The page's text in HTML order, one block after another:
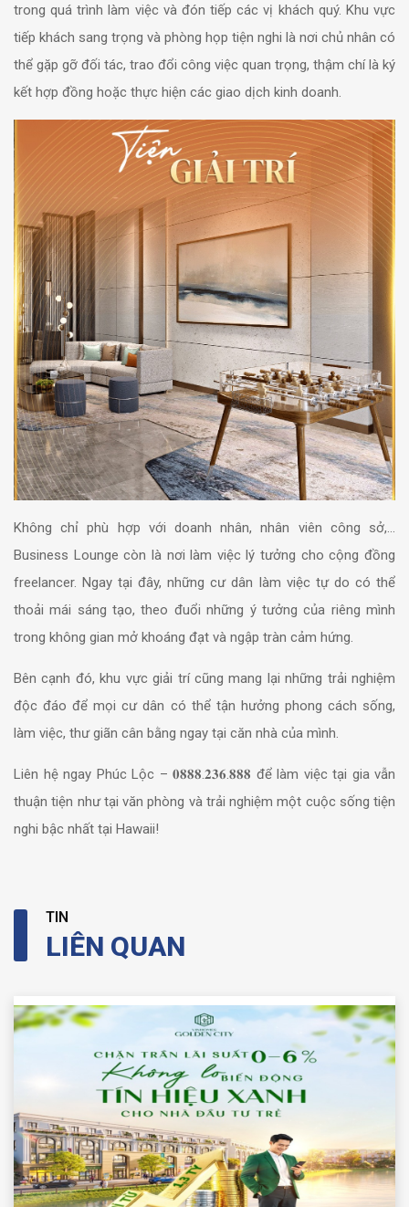
trong quá trình làm việc và đón tiếp các vị khách quý. Khu vực
tiếp khách sang trọng và phòng họp tiện nghi là nơi chủ nhân có
thể gặp gỡ đối tác, trao đổi công việc quan trọng, thậm chí là ký
kết hợp đồng hoặc thực hiện các giao dịch kinh doanh.
Không chỉ phù hợp với doanh nhân, nhân viên công sở,…
Business Lounge còn là nơi làm việc lý tưởng cho cộng đồng
freelancer. Ngay tại đây, những cư dân làm việc tự do có thể
thoải mái sáng tạo, theo đuổi những ý tưởng của riêng mình
trong không gian mở khoáng đạt và ngập tràn cảm hứng.
Bên cạnh đó, khu vực giải trí cũng mang lại những trải nghiệm
độc đáo để mọi cư dân có thể tận hưởng phong cách sống,
làm việc, thư giãn cân bằng ngay tại căn nhà của mình.
Liên hệ ngay Phúc Lộc – 𝟎𝟖𝟖𝟖.𝟐𝟑𝟔.𝟖𝟖𝟖 để làm việc tại gia vẫn
thuận tiện như tại văn phòng và trải nghiệm một cuộc sống tiện
nghi bậc nhất tại Hawaii!
TIN
LIÊN QUAN